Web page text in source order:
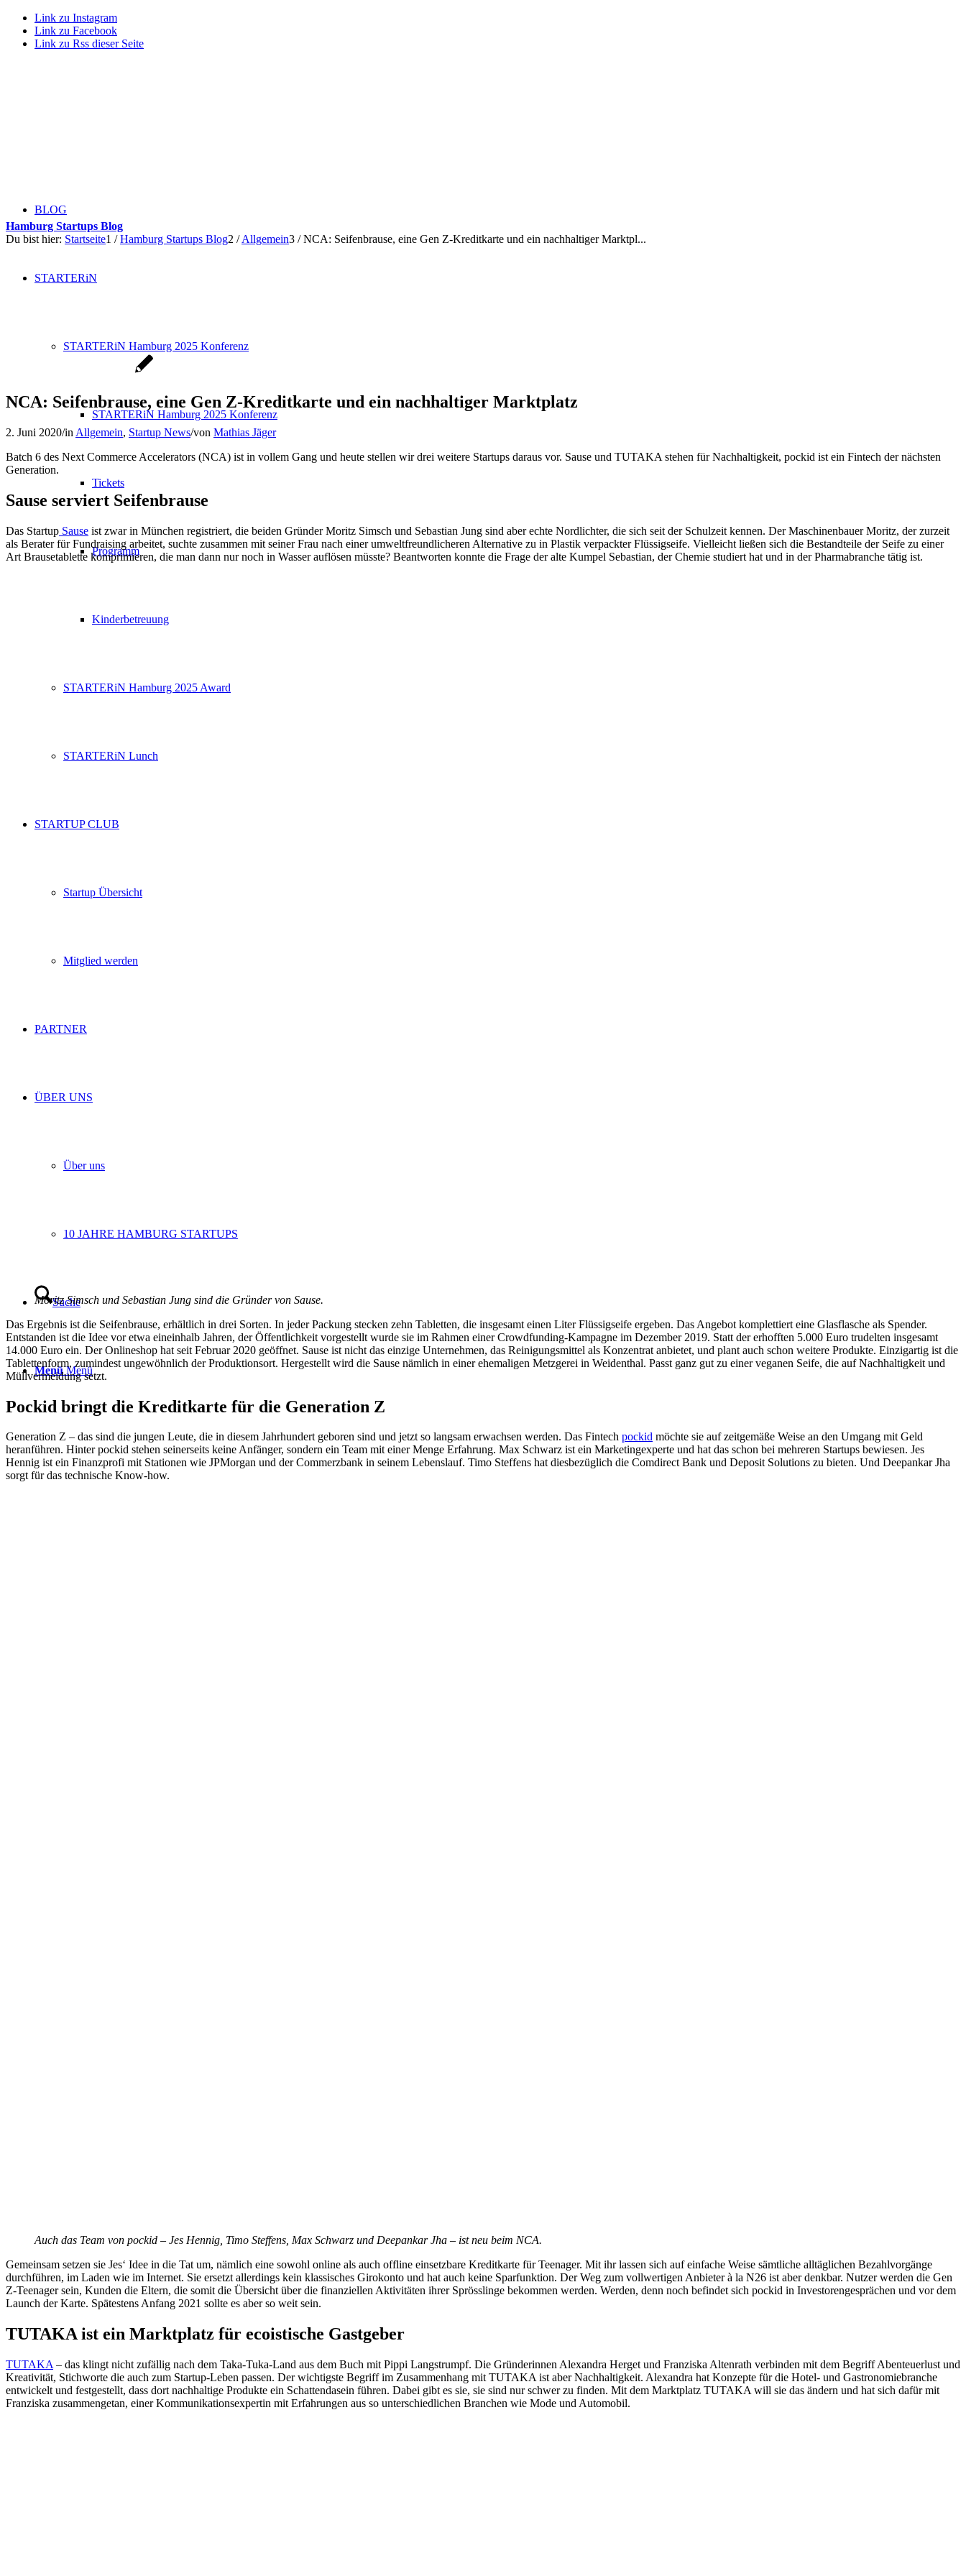
Link zu Instagram
Link zu Facebook
Link zu Rss dieser Seite
BLOG
STARTERiN
STARTERiN Hamburg 2025 Konferenz
STARTERiN Hamburg 2025 Konferenz
Tickets
Programm
Kinderbetreuung
STARTERiN Hamburg 2025 Award
STARTERiN Lunch
STARTUP CLUB
Startup Übersicht
Mitglied werden
PARTNER
ÜBER UNS
Über uns
10 JAHRE HAMBURG STARTUPS
Suche
Menü Menü
Hamburg Startups Blog
Du bist hier: Startseite1 / Hamburg Startups Blog2 / Allgemein3 / NCA: Seifenbrause, eine Gen Z-Kreditkarte und ein nachhaltiger Marktpl...
NCA: Seifenbrause, eine Gen Z-Kreditkarte und ein nachhaltiger Marktplatz
2. Juni 2020/in Allgemein, Startup News/von Mathias Jäger
Batch 6 des Next Commerce Accelerators (NCA) ist in vollem Gang und heute stellen wir drei weitere Startups daraus vor. Sause und TUTAKA stehen für Nachhaltigkeit, pockid ist ein Fintech der nächsten
Generation.
Sause serviert Seifenbrause
Das Startup Sause ist zwar in München registriert, die beiden Gründer Moritz Simsch und Sebastian Jung sind aber echte Nordlichter, die sich seit der Schulzeit kennen. Der Maschinenbauer Moritz, der zurzeit
als Berater für Fundraising arbeitet, suchte zusammen mit seiner Frau nach einer umweltfreundlicheren Alternative zu in Plastik verpackter Flüssigseife. Vielleicht ließen sich die Bestandteile der Seife zu einer
Art Brausetablette komprimieren, die man dann nur noch in Wasser auflösen müsste? Beantworten konnte die Frage der alte Kumpel Sebastian, der Chemie studiert hat und in der Pharmabranche tätig ist.
Moritz Simsch und Sebastian Jung sind die Gründer von Sause.
Das Ergebnis ist die Seifenbrause, erhältlich in drei Sorten. In jeder Packung stecken zehn Tabletten, die insgesamt einen Liter Flüssigseife ergeben. Das Angebot komplettiert eine Glasflasche als Spender.
Entstanden ist die Idee vor etwa eineinhalb Jahren, der Öffentlichkeit vorgestellt wurde sie im Rahmen einer Crowdfunding-Kampagne im Dezember 2019. Statt der erhofften 5.000 Euro trudelten insgesamt
14.000 Euro ein. Der Onlineshop hat seit Februar 2020 geöffnet. Sause ist nicht das einzige Unternehmen, das Reinigungsmittel als Konzentrat anbietet, und plant auch schon weitere Produkte. Einzigartig ist die
Tablettenform, zumindest ungewöhnlich der Produktionsort. Hergestellt wird die Sause nämlich in einer ehemaligen Metzgerei in Weidenthal. Passt ganz gut zu einer veganen Seife, die auf Nachhaltigkeit und
Müllvermeidung setzt.
Pockid bringt die Kreditkarte für die Generation Z
Generation Z – das sind die jungen Leute, die in diesem Jahrhundert geboren sind und jetzt so langsam erwachsen werden. Das Fintech pockid möchte sie auf zeitgemäße Weise an den Umgang mit Geld
heranführen. Hinter pockid stehen seinerseits keine Anfänger, sondern ein Team mit einer Menge Erfahrung. Max Schwarz ist ein Marketingexperte und hat das schon bei mehreren Startups bewiesen. Jes
Hennig ist ein Finanzprofi mit Stationen wie JPMorgan und der Commerzbank in seinem Lebenslauf. Timo Steffens hat diesbezüglich die Comdirect Bank und Deposit Solutions zu bieten. Und Deepankar Jha
sorgt für das technische Know-how.
Auch das Team von pockid – Jes Hennig, Timo Steffens, Max Schwarz und Deepankar Jha – ist neu beim NCA.
Gemeinsam setzen sie Jes‘ Idee in die Tat um, nämlich eine sowohl online als auch offline einsetzbare Kreditkarte für Teenager. Mit ihr lassen sich auf einfache Weise sämtliche alltäglichen Bezahlvorgänge
durchführen, im Laden wie im Internet. Sie ersetzt allerdings kein klassisches Girokonto und hat auch keine Sparfunktion. Der Weg zum vollwertigen Anbieter à la N26 ist aber denkbar. Nutzer werden die Gen
Z-Teenager sein, Kunden die Eltern, die somit die Übersicht über die finanziellen Aktivitäten ihrer Sprösslinge bekommen werden. Werden, denn noch befindet sich pockid in Investorengesprächen und vor dem
Launch der Karte. Spätestens Anfang 2021 sollte es aber so weit sein.
TUTAKA ist ein Marktplatz für ecoistische Gastgeber
TUTAKA – das klingt nicht zufällig nach dem Taka-Tuka-Land aus dem Buch mit Pippi Langstrumpf. Die Gründerinnen Alexandra Herget und Franziska Altenrath verbinden mit dem Begriff Abenteuerlust und
Kreativität, Stichworte die auch zum Startup-Leben passen. Der wichtigste Begriff im Zusammenhang mit TUTAKA ist aber Nachhaltigkeit. Alexandra hat Konzepte für die Hotel- und Gastronomiebranche
entwickelt und festgestellt, dass dort nachhaltige Produkte ein Schattendasein führen. Dabei gibt es sie, sie sind nur schwer zu finden. Mit dem Marktplatz TUTAKA will sie das ändern und hat sich dafür mit
Franziska zusammengetan, einer Kommunikationsexpertin mit Erfahrungen aus so unterschiedlichen Branchen wie Mode und Automobil.